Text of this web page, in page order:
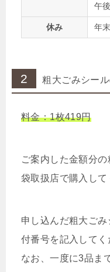
午
休み 年
2 粗大ごみシー
料金：1枚419円
ご案内した金額分
袋取扱店で購入して
申し込んだ粗大ご
付番号を記入してく
なお、一度に3品ま